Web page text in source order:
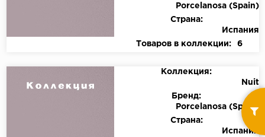
Porcelanosa (Spain)
Страна:
Испания
Товаров в коллекции:
6
Коллекция:
Nuit
Бренд:
Porcelanosa (Spain)
Страна:
Испания